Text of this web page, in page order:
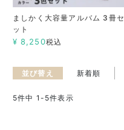
ましかく大容量アルバム 3冊セ
ット
¥ 8,250税込
並び替え 新着順
5件中 1 - 5件表示